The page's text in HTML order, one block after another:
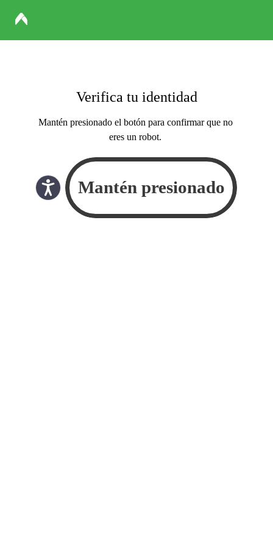
Verifica tu identidad
Mantén presionado el botón para confirmar que no
eres un robot.